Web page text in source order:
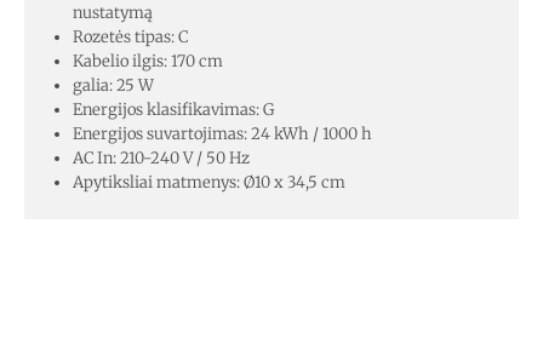
nustatymą
Rozetės tipas: C
Kabelio ilgis: 170 cm
galia: 25 W
Energijos klasifikavimas: G
Energijos suvartojimas: 24 kWh / 1000 h
AC In: 210-240 V / 50 Hz
Apytiksliai matmenys: Ø10 x 34,5 cm